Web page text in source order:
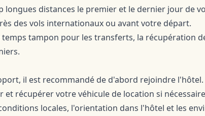
longues distances le premier et le dernier jour de
des vols internationaux ou avant votre départ.
tampon pour les transferts, la récupération
il est recommandé de d'abord rejoindre l'hôtel.
récupérer votre véhicule de location si
locales, l'orientation dans l'hôtel et les